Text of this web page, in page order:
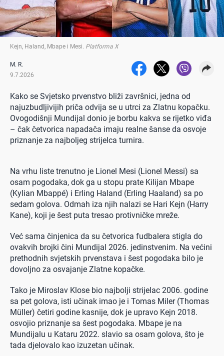
Kejn, Haland, Mbape i Mesi Platforma X
M. R.
9.7.2026
Kako se Svjetsko prvenstvo bliži završnici, jedna od
najuzbudljivijih priča odvija se u utrci za Zlatnu kopačku.
Ovogodišnji Mundijal donio je borbu kakva se rijetko viđa
– čak četvorica napadača imaju realne šanse da osvoje
priznanje za najboljeg strijelca turnira.
Na vrhu liste trenutno je Lionel Mesi (Lionel Messi) sa
osam pogodaka, dok ga u stopu prate Kilijan Mbape
(Kylian Mbappé) i Erling Haland (Erling Haaland) sa po
sedam golova. Odmah iza njih nalazi se Hari Kejn (Harry
Kane), koji je šest puta tresao protivničke mreže.
Već sama činjenica da su četvorica fudbalera stigla do
ovakvih brojki čini Mundijal 2026. jedinstvenim. Na većini
prethodnih svjetskih prvenstava i šest pogodaka bilo je
dovoljno za osvajanje Zlatne kopačke.
Tako je Miroslav Klose bio najbolji strijelac 2006. godine
sa pet golova, isti učinak imao je i Tomas Miler (Thomas
Müller) četiri godine kasnije, dok je upravo Kejn 2018.
osvojio priznanje sa šest pogodaka. Mbape je na
Mundijalu u Kataru 2022. slavio sa osam golova, što je
tada djelovalo kao izuzetan učinak.